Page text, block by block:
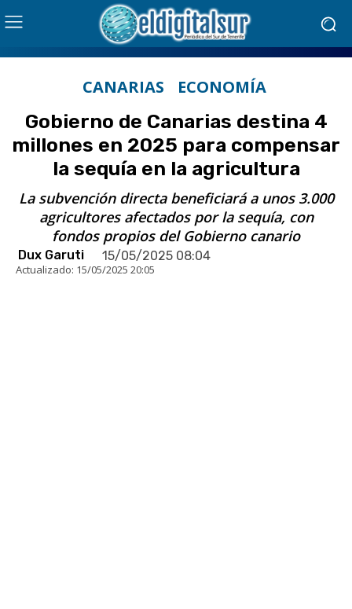
CANARIAS ECONOMÍA
Gobierno de Canarias destina 4
millones en 2025 para compensar
la sequía en la agricultura
La subvención directa beneficiará a unos 3.000
agricultores afectados por la sequía, con
fondos propios del Gobierno canario
Dux Garuti 15/05/2025 08:04
Actualizado: 15/05/2025 20:05